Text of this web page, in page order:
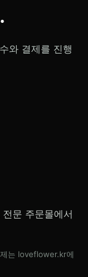
와 결제를 진행
문 주문몰에서
는 loveflower.kr에